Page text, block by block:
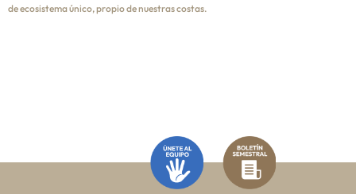
de ecosistema único, propio de nuestras costas.